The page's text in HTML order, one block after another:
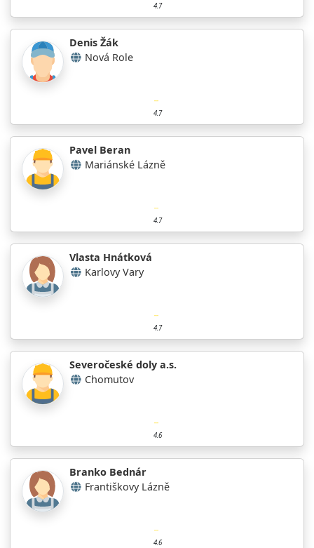
4.7
Denis Žák
Nová Role
4.7
Pavel Beran
Mariánské Lázně
4.7
Vlasta Hnátková
Karlovy Vary
4.7
Severočeské doly a.s.
Chomutov
4.6
Branko Bednár
Františkovy Lázně
4.6